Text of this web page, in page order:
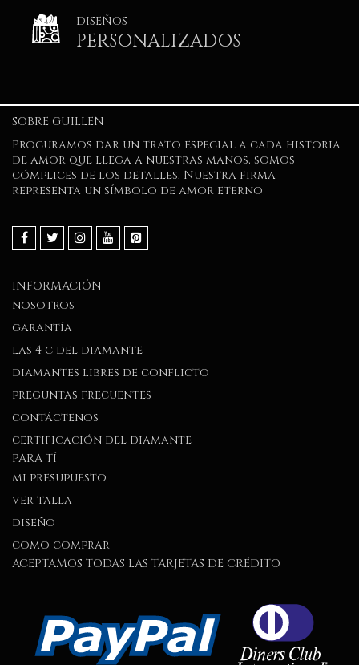
DISEÑOS
PERSONALIZADOS
SOBRE GUILLEN
Procuramos dar un trato especial a cada historia
de amor que llega a nuestras manos, somos
cómplices de los detalles. Nuestra firma
representa un símbolo de amor eterno
INFORMACIÓN
nosotros
garantía
las 4 c del diamante
diamantes libres de conflicto
preguntas frecuentes
contáctenos
certificación del diamante
PARA TÍ
mi presupuesto
ver talla
diseño
como comprar
ACEPTAMOS TODAS LAS TARJETAS DE CRÉDITO